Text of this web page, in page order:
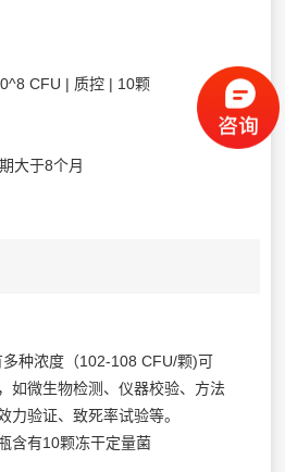
CFU | 质控 | 10颗
大于8个月
种浓度（102-108 CFU/颗)可
如微生物检测、仪器校验、方法
力验证、致死率试验等。
含有10颗冻干定量菌